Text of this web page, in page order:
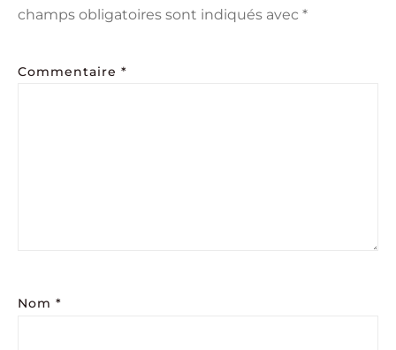
champs obligatoires sont indiqués avec *
Commentaire *
Nom *